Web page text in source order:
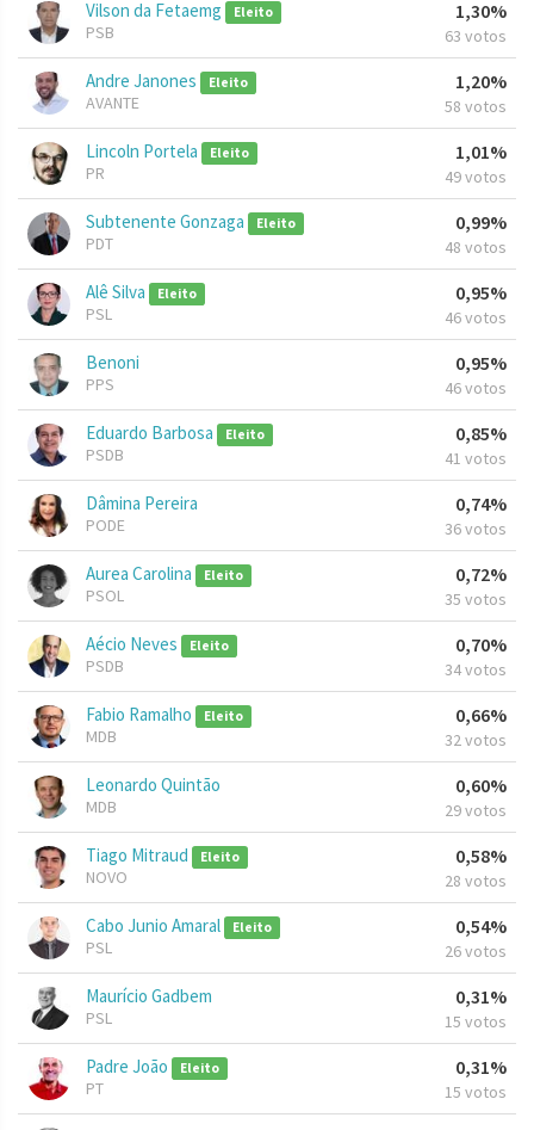
Vilson da Fetaemg Eleito
PSB
1,30%
63 votos
Andre Janones Eleito
AVANTE
1,20%
58 votos
Lincoln Portela Eleito
PR
1,01%
49 votos
Subtenente Gonzaga Eleito
PDT
0,99%
48 votos
Alê Silva Eleito
PSL
0,95%
46 votos
Benoni
PPS
0,95%
46 votos
Eduardo Barbosa Eleito
PSDB
0,85%
41 votos
Dâmina Pereira
PODE
0,74%
36 votos
Aurea Carolina Eleito
PSOL
0,72%
35 votos
Aécio Neves Eleito
PSDB
0,70%
34 votos
Fabio Ramalho Eleito
MDB
0,66%
32 votos
Leonardo Quintão
MDB
0,60%
29 votos
Tiago Mitraud Eleito
NOVO
0,58%
28 votos
Cabo Junio Amaral Eleito
PSL
0,54%
26 votos
Maurício Gadbem
PSL
0,31%
15 votos
Padre João Eleito
PT
0,31%
15 votos